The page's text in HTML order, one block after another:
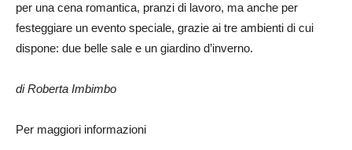
per una cena romantica, pranzi di lavoro, ma anche per
festeggiare un evento speciale, grazie ai tre ambienti di cui
dispone: due belle sale e un giardino d’inverno.
di Roberta Imbimbo
Per maggiori informazioni